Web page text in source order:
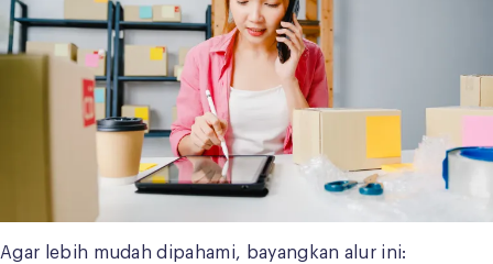
Agar lebih mudah dipahami, bayangkan alur ini: